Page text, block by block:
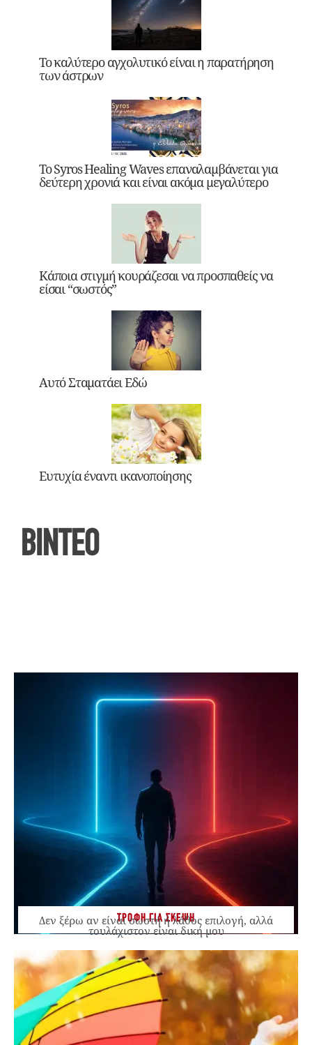
Το καλύτερο αγχολυτικό είναι η παρατήρηση
των άστρων
Το Syros Healing Waves επαναλαμβάνεται για
δεύτερη χρονιά και είναι ακόμα μεγαλύτερο
Κάποια στιγμή κουράζεσαι να προσπαθείς να
είσαι “σωστός”
Αυτό Σταματάει Εδώ
Ευτυχία έναντι ικανοποίησης
ΒΙΝΤΕΟ
ΤΡΟΦΗ ΓΙΑ ΣΚΕΨΗ
Δεν ξέρω αν είναι σωστή ή λάθος επιλογή, αλλά
τουλάχιστον είναι δική μου